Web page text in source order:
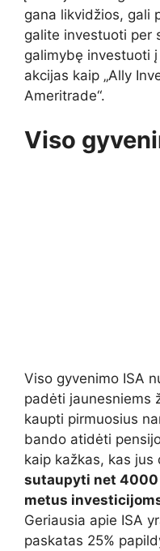
gana likvidžios, gali
galite investuoti per
galimybę investuoti
akcijas kaip „Ally
Ameritrade“.
Viso
Viso gyvenimo ISA
padėti jaunesniems
kaupti pirmuosius
bando atidėti
kaip kažkas, kas
sutaupyti net
metus
Geriausia apie ISA
paskatas 25%